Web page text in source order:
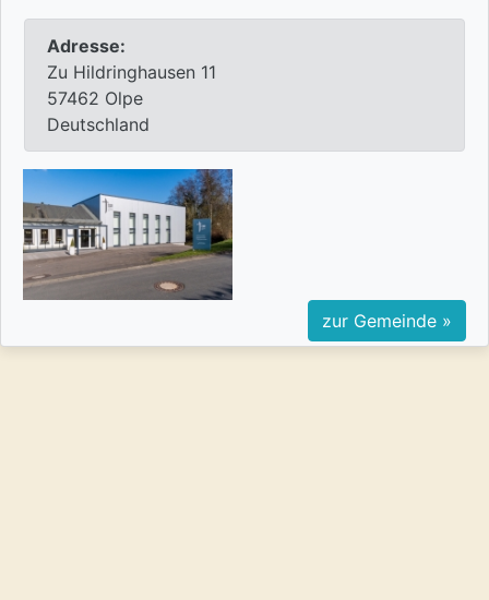
Adresse:
Zu Hildringhausen 11
57462 Olpe
Deutschland
zur Gemeinde »